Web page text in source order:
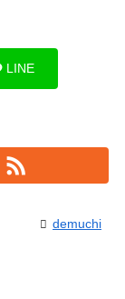
LINE
demuchi